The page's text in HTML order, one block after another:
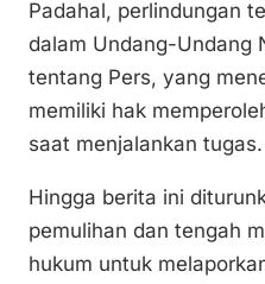
Padahal, perlindungan
dalam Undang-Undang
tentang Pers, yang
memiliki hak
saat menjalankan tugas.
Hingga berita ini
pemulihan dan tengah
hukum untuk